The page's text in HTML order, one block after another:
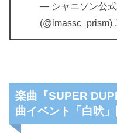
— シャニソン公式
(@imassc_prism)
楽曲『SUPER
曲イベント「白吠